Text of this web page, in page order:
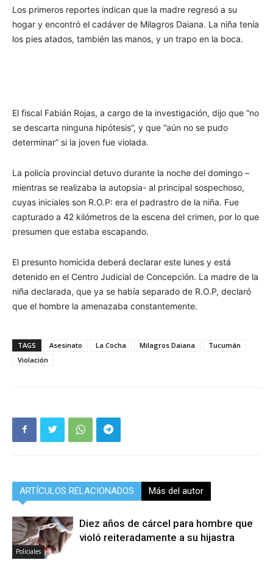
Los primeros reportes indican que la madre regresó a su
hogar y encontró el cadáver de Milagros Daiana. La niña tenía
los pies atados, también las manos, y un trapo en la boca.
El fiscal Fabián Rojas, a cargo de la investigación, dijo que “no
se descarta ninguna hipótesis”, y que “aún no se pudo
determinar” si la joven fue violada.
La policía provincial detuvo durante la noche del domingo –
mientras se realizaba la autopsia- al principal sospechoso,
cuyas iniciales son R.O.P: era el padrastro de la niña. Fue
capturado a 42 kilómetros de la escena del crimen, por lo que
presumen que estaba escapando.
El presunto homicida deberá declarar este lunes y está
detenido en el Centro Judicial de Concepción. La madre de la
niña declarada, que ya se había separado de R.O.P, declaró
que el hombre la amenazaba constantemente.
TAGS Asesinato La Cocha Milagros Daiana
Tucumán
Violación
ARTÍCULOS RELACIONADOS Más del autor
Policiales
Diez años de cárcel para hombre que
violó reiteradamente a su hijastra